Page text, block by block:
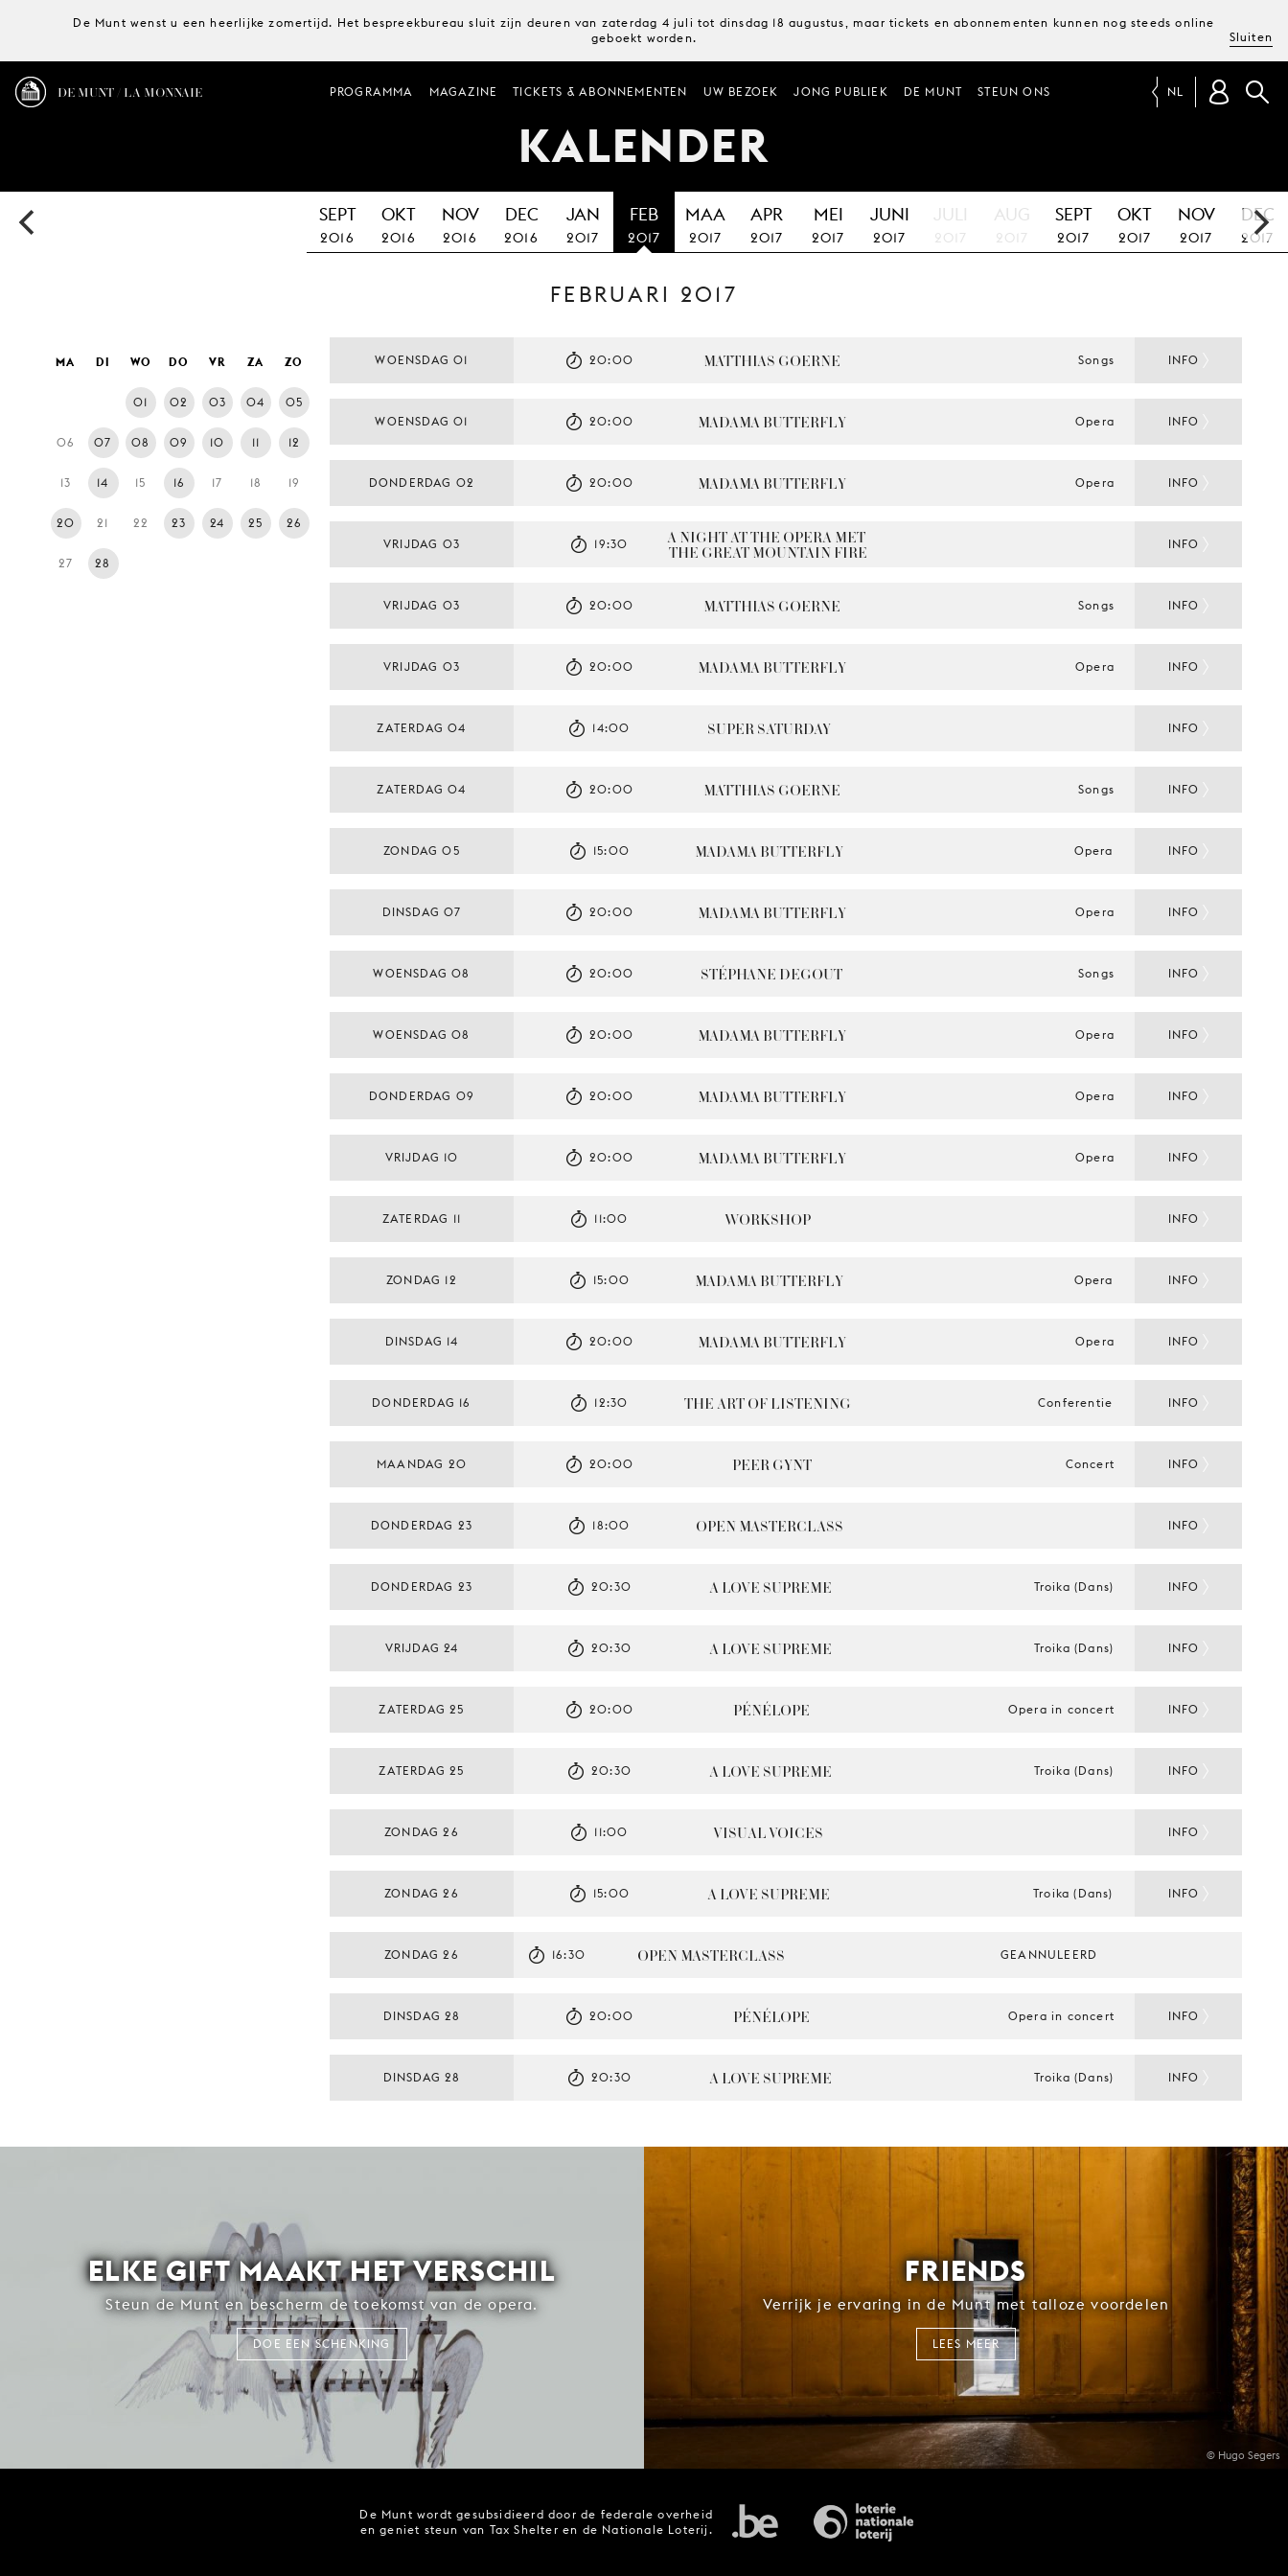
De Munt wenst u een heerlijke zomertijd. Het bespreekbureau sluit zijn deuren van zaterdag 4 juli tot dinsdag 18 augustus, maar tickets en abonnementen kunnen nog steeds online
geboekt worden.
Sluiten
DE MUNT / LA MONNAIE PROGRAMMA MAGAZINE TICKETS & ABONNEMENTEN UW BEZOEK JONG PUBLIEK DE MUNT STEUN ONS NL
KALENDER
SEPT
2016
OKT
2016
NOV
2016
DEC
2016
JAN
2017
FEB
2017
MAA
2017
APR
2017
MEI
2017
JUNI
2017
JULI
2017
AUG
2017
SEPT
2017
OKT
2017
NOV
2017
DEC
2017
FEBRUARI 2017
MA DI WO DO VR ZA ZO
01 02 03 04 05
06 07 08 09 10 11 12
13 14 15 16 17 18 19
20 21 22 23 24 25 26
27 28
WOENSDAG 01 MATTHIAS GOERNE
20:00 Songs INFO
WOENSDAG 01 MADAMA BUTTERFLY
20:00 Opera INFO
DONDERDAG 02 MADAMA BUTTERFLY
20:00 Opera INFO
VRIJDAG 03 A NIGHT AT THE OPERA MET
THE GREAT MOUNTAIN FIRE
19:30 INFO
VRIJDAG 03 MATTHIAS GOERNE
20:00 Songs INFO
VRIJDAG 03 MADAMA BUTTERFLY
20:00 Opera INFO
ZATERDAG 04 SUPER SATURDAY
14:00 INFO
ZATERDAG 04 MATTHIAS GOERNE
20:00 Songs INFO
ZONDAG 05 MADAMA BUTTERFLY
15:00 Opera INFO
DINSDAG 07 MADAMA BUTTERFLY
20:00 Opera INFO
WOENSDAG 08 STÉPHANE DEGOUT
20:00 Songs INFO
WOENSDAG 08 MADAMA BUTTERFLY
20:00 Opera INFO
DONDERDAG 09 MADAMA BUTTERFLY
20:00 Opera INFO
VRIJDAG 10 MADAMA BUTTERFLY
20:00 Opera INFO
ZATERDAG 11 WORKSHOP
11:00 INFO
ZONDAG 12 MADAMA BUTTERFLY
15:00 Opera INFO
DINSDAG 14 MADAMA BUTTERFLY
20:00 Opera INFO
DONDERDAG 16 THE ART OF LISTENING
12:30 Conferentie INFO
MAANDAG 20 PEER GYNT
20:00 Concert INFO
DONDERDAG 23 OPEN MASTERCLASS
18:00 INFO
DONDERDAG 23 A LOVE SUPREME
20:30 Troika (Dans) INFO
VRIJDAG 24 A LOVE SUPREME
20:30 Troika (Dans) INFO
ZATERDAG 25 PÉNÉLOPE
20:00 Opera in concert INFO
ZATERDAG 25 A LOVE SUPREME
20:30 Troika (Dans) INFO
ZONDAG 26 VISUAL VOICES
11:00 INFO
ZONDAG 26 A LOVE SUPREME
15:00 Troika (Dans) INFO
ZONDAG 26 OPEN MASTERCLASS
16:30 GEANNULEERD
DINSDAG 28 PÉNÉLOPE
20:00 Opera in concert INFO
DINSDAG 28 A LOVE SUPREME
20:30 Troika (Dans) INFO
ELKE GIFT MAAKT HET VERSCHIL
Steun de Munt en bescherm de toekomst van de opera.
DOE EEN SCHENKING
© Hugo Segers
FRIENDS
Verrijk je ervaring in de Munt met talloze voordelen
LEES MEER
De Munt wordt gesubsidieerd door de federale overheid
en geniet steun van Tax Shelter en de Nationale Loterij.